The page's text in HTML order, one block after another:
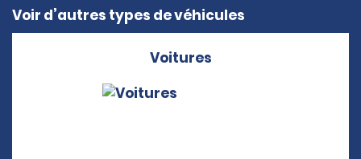
Voir d’autres types de véhicules
Voitures